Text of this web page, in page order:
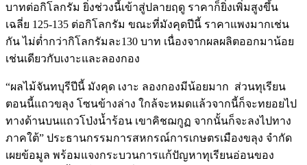
บาทต่อกิโลกรัม ยิ่งช่วงนี้เข้าสู่ปลายฤดู ราคาก็ยิ่งเพิ่มสูงขึ้น
เฉลี่ย 125-135 ต่อกิโลกรัม ขณะที่มังคุดปีนี้ ราคาแพงมากเช่น
กัน ไม่ต่ำกว่ากิโลกรัมละ130 บาท เนื่องจากผลผลิตออกมาน้อย
เช่นเดียวกับเงาะและลองกอง
“ผลไม้จันทบุรีปีนี้ มังคุด เงาะ ลองกองมีน้อยมาก ส่วนทุเรียน
ตอนนี้แถวขลุง โซนข้างล่าง ใกล้จะหมดแล้วจากนี้ก็จะทยอยไป
ทางด้านบนแถวโป่งน้ำร้อน เขาคิชฌกูฏ จากนั้นก็จะลงไปทาง
ภาคใต้” ประธานกรรมการสหกรณ์การเกษตรเมืองขลุง จำกัด
เผยข้อมูล พร้อมแจงกระบวนการแก้ปัญหาทุเรียนอ่อนของ